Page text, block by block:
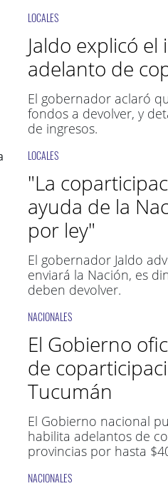
LOCALES
Jaldo explicó
adelanto de
El gobernador aclaró
fondos a devolver, y
de ingresos.
LOCALES
"La
ayuda de la
por ley"
El gobernador Jaldo
enviará la Nación, es
deben devolver.
NACIONALES
El Gobierno
de
Tucumán
El Gobierno nacional
habilita adelantos de
provincias por hasta
NACIONALES